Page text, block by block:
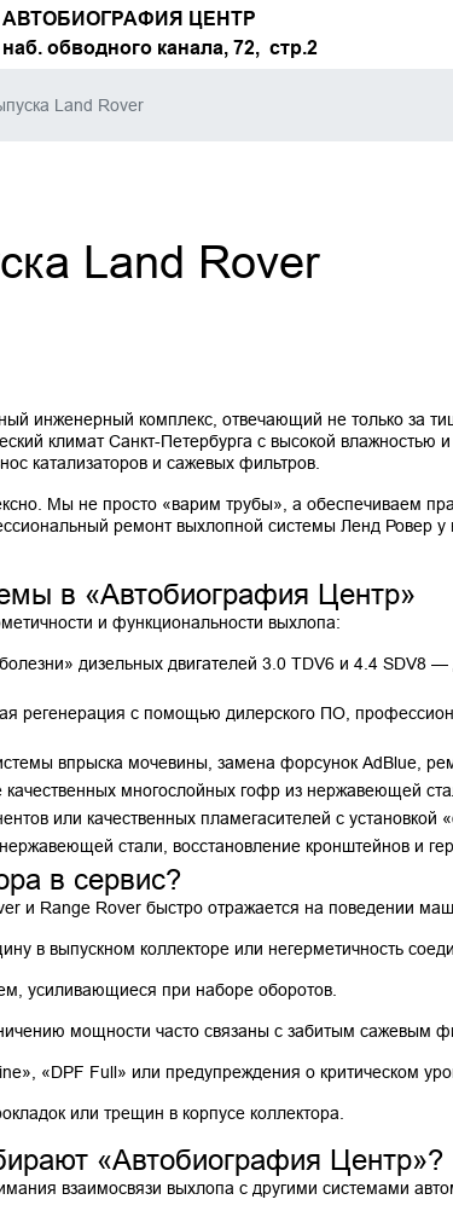
АВТОБИОГРАФИЯ ЦЕНТР
наб. обводного канала, 72, стр.2
Land Rover
Land Rover
инженерный комплекс, отвечающий не только за
климат Санкт-Петербурга с высокой
катализаторов и сажевых фильтров.
Мы не просто «варим трубы», а обеспечиваем
ремонт выхлопной системы Ленд Ровер
в «Автобиография Центр»
и функциональности выхлопа:
дизельных двигателей 3.0 TDV6 и 4.4
регенерация с помощью дилерского ПО,
впрыска мочевины, замена форсунок AdBlue,
многослойных гофр из нержавеющей
или качественных пламегасителей с
стали, восстановление кронштейнов и
в сервис?
и Range Rover быстро отражается на поведении
в выпускном коллекторе или негерметичность
усиливающиеся при наборе оборотов.
мощности часто связаны с забитым сажевым
«DPF Full» или предупреждения о критическом
или трещин в корпусе коллектора.
«Автобиография Центр»?
взаимосвязи выхлопа с другими системами